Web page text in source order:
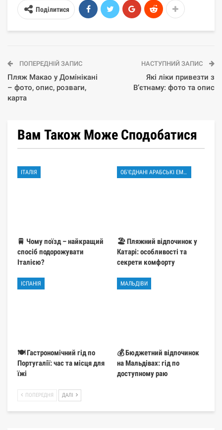
Поділитися
ПОПЕРЕДНІЙ ЗАПИС
Пляж Макао у Домінікані
– фото, опис, розваги,
карта
НАСТУПНИЙ ЗАПИС
Які ліки привезти з
В’єтнаму: фото та опис
Вам Також Може Сподобатися
ІТАЛІЯ
🚆 Чому поїзд – найкращий
спосіб подорожувати
Італією?
ОБ'ЄДНАНІ АРАБСЬКІ ЕМІРАТИ
🏖️ Пляжний відпочинок у
Катарі: особливості та
секрети комфорту
ІСПАНІЯ
🍽️ Гастрономічний гід по
Португалії: час та місця для
їжі
МАЛЬДІВИ
💰 Бюджетний відпочинок
на Мальдівах: гід по
доступному раю
ПОПЕРЕДНЯ ДАЛІ